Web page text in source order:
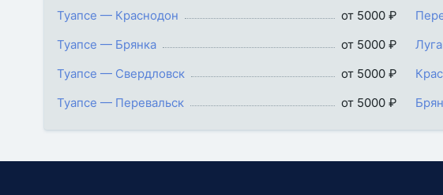
Туапсе — Краснодон
от 5000 ₽
Туапсе — Брянка
от 5000 ₽
Туапсе — Свердловск
от 5000 ₽
Туапсе — Перевальск
от 5000 ₽